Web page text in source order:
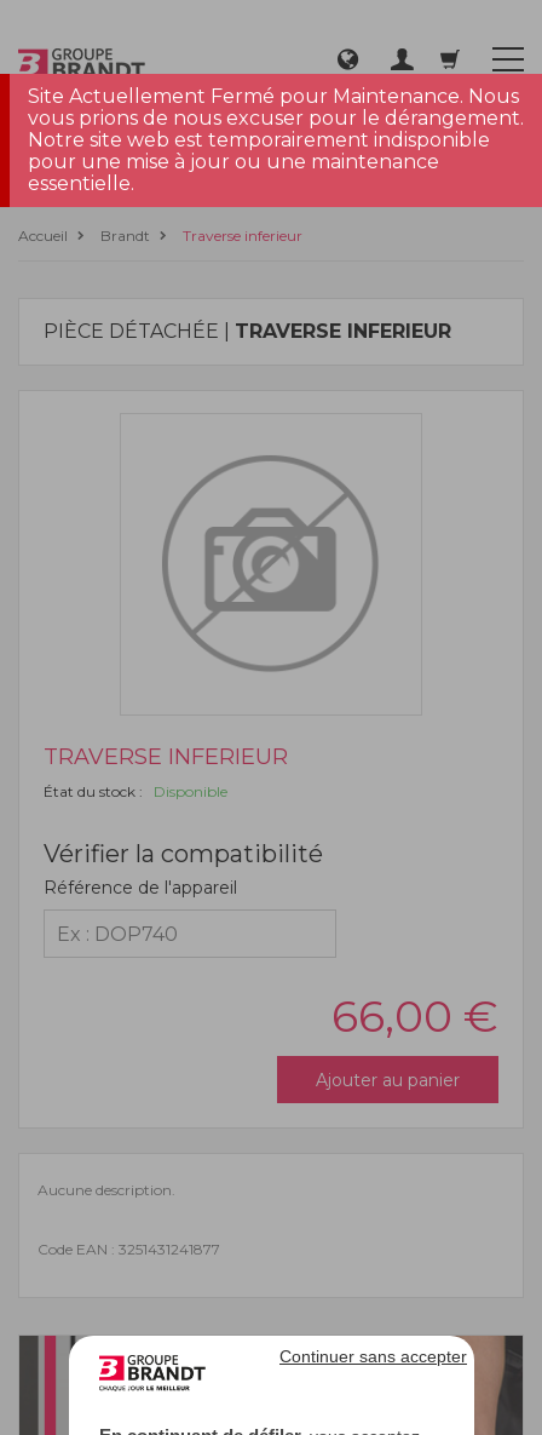
Continuer sans accepter
Site Actuellement Fermé pour Maintenance. Nous
vous prions de nous excuser pour le dérangement.
Notre site web est temporairement indisponible
pour une mise à jour ou une maintenance
essentielle.
Accueil Brandt Traverse inferieur
PIÈCE DÉTACHÉE | TRAVERSE INFERIEUR
TRAVERSE INFERIEUR
État du stock : Disponible
Vérifier la compatibilité
Référence de l'appareil
66,00 €
Ajouter au panier
Aucune description.
Code EAN : 3251431241877